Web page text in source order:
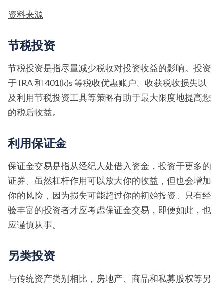
资料来源
节税投资
节税投资是指尽量减少税收对投资收益的影响。投资
于 IRA 和 401(k)s 等税收优惠账户、收获税收损失以
及利用节税投资工具等策略有助于最大限度地提高您
的税后收益。
利用保证金
保证金交易是指从经纪人处借入资金，投资于更多的
证券。虽然杠杆作用可以放大你的收益，但也会增加
你的风险，因为损失可能超过你的初始投资。只有经
验丰富的投资者才应考虑保证金交易，即便如此，也
应谨慎从事。
另类投资
与传统资产类别相比，房地产、商品和私募股权等另